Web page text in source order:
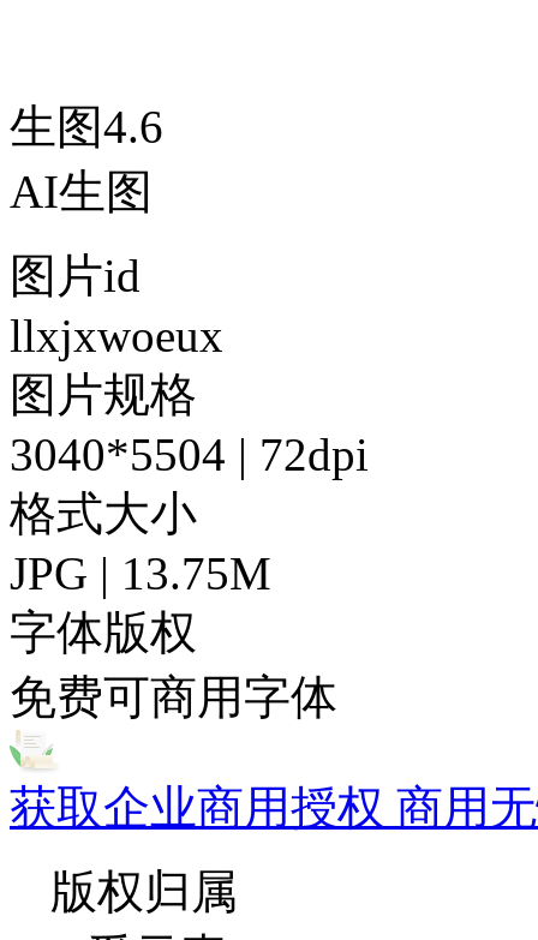
生图4.6
AI生图
图片id
llxjxwoeux
图片规格
3040*5504 | 72dpi
格式大小
JPG | 13.75M
字体版权
免费可商用字体
获取企业商用授权 商用
版权归属